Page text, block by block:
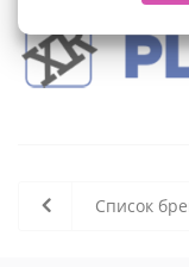
Список